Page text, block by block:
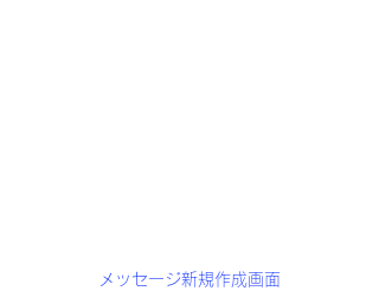
メッセージ新規作成画面